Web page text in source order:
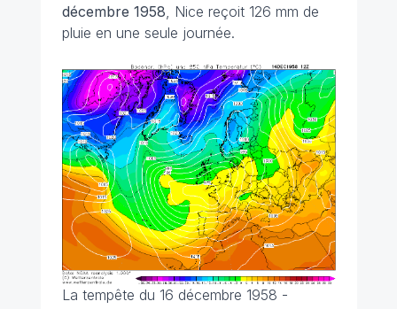
décembre 1958 , Nice reçoit 126 mm de
pluie en une seule journée.
La tempête du 16 décembre 1958 -